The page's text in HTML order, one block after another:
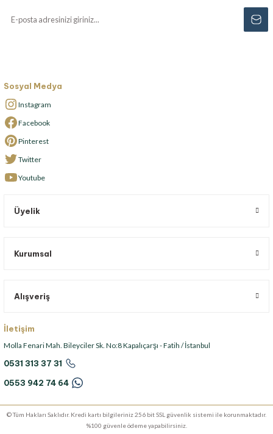
Sosyal Medya
Instagram
Facebook
Pinterest
Twitter
Youtube
Üyelik
Kurumsal
Alışveriş
İletişim
Molla Fenari Mah. Bileyciler Sk. No:8 Kapalıçarşı - Fatih / İstanbul
0531 313 37 31
0553 942 74 64
© Tüm Hakları Saklıdır. Kredi kartı bilgileriniz 256 bit SSL güvenlik sistemi ile korunmaktadır.
%100 güvenle ödeme yapabilirsiniz.